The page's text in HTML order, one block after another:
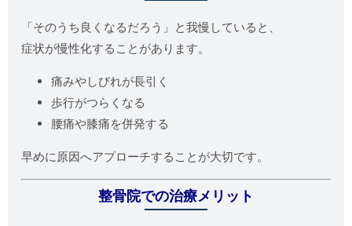
「そのうち良くなるだろう」と我慢していると、
症状が慢性化することがあります。
痛みやしびれが長引く
歩行がつらくなる
腰痛や膝痛を併発する
早めに原因へアプローチすることが大切です。
整骨院での治療メリット